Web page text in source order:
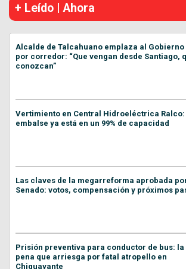
+ Leído | Ahora
Alcalde de Talcahuano emplaza al Gobierno
por corredor: “Que vengan desde Santiago,
conozcan”
Vertimiento en Central Hidroeléctrica Ralco:
embalse ya está en un 99% de capacidad
Las claves de la megarreforma aprobada
Senado: votos, compensación y próximos
Prisión preventiva para conductor de bus: la
pena que arriesga por fatal atropello en
Chiguayante